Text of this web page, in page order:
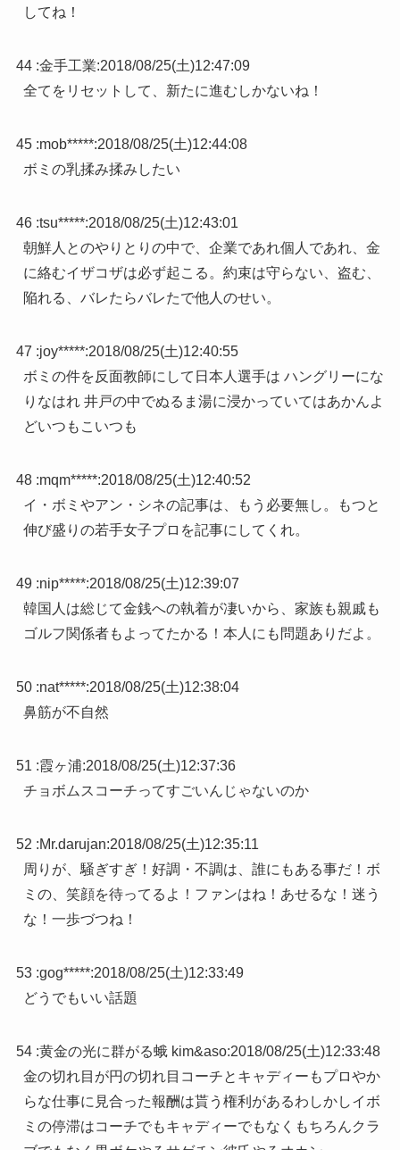
してね！
44 :金手工業:2018/08/25(土)12:47:09
全てをリセットして、新たに進むしかないね！
45 :mob*****:2018/08/25(土)12:44:08
ボミの乳揉み揉みしたい
46 :tsu*****:2018/08/25(土)12:43:01
朝鮮人とのやりとりの中で、企業であれ個人であれ、金
に絡むイザコザは必ず起こる。約束は守らない、盗む、
陥れる、バレたらバレたで他人のせい。
47 :joy*****:2018/08/25(土)12:40:55
ボミの件を反面教師にして日本人選手は ハングリーにな
りなはれ 井戸の中でぬるま湯に浸かっていてはあかんよ
どいつもこいつも
48 :mqm*****:2018/08/25(土)12:40:52
イ・ボミやアン・シネの記事は、もう必要無し。もつと
伸び盛りの若手女子プロを記事にしてくれ。
49 :nip*****:2018/08/25(土)12:39:07
韓国人は総じて金銭への執着が凄いから、家族も親戚も
ゴルフ関係者もよってたかる！本人にも問題ありだよ。
50 :nat*****:2018/08/25(土)12:38:04
鼻筋が不自然
51 :霞ヶ浦:2018/08/25(土)12:37:36
チョボムスコーチってすごいんじゃないのか
52 :Mr.darujan:2018/08/25(土)12:35:11
周りが、騒ぎすぎ！好調・不調は、誰にもある事だ！ボ
ミの、笑顔を待ってるよ！ファンはね！あせるな！迷う
な！一歩づつね！
53 :gog*****:2018/08/25(土)12:33:49
どうでもいい話題
54 :黄金の光に群がる蛾 kim&aso:2018/08/25(土)12:33:48
金の切れ目が円の切れ目コーチとキャディーもプロやか
らな仕事に見合った報酬は貰う権利があるわしかしイボ
ミの停滞はコーチでもキャディーでもなくもちろんクラ